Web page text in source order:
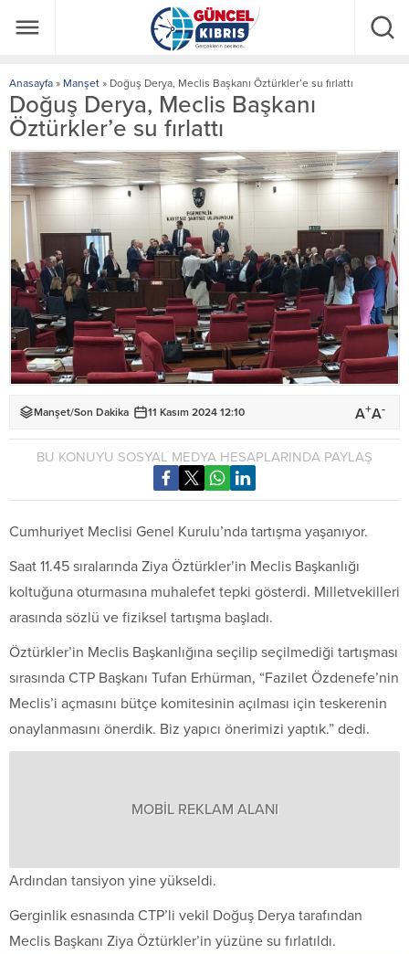
Anasayfa » Manşet » Doğuş Derya, Meclis Başkanı Öztürkler’e su fırlattı
Doğuş Derya, Meclis Başkanı
Öztürkler’e su fırlattı
Manşet/Son Dakika 11 Kasım 2024 12:10 A+A-
BU KONUYU SOSYAL MEDYA HESAPLARINDA PAYLAŞ
Cumhuriyet Meclisi Genel Kurulu’nda tartışma yaşanıyor.
Saat 11.45 sıralarında Ziya Öztürkler’in Meclis Başkanlığı
koltuğuna oturmasına muhalefet tepki gösterdi. Milletvekilleri
arasında sözlü ve fiziksel tartışma başladı.
Öztürkler’in Meclis Başkanlığına seçilip seçilmediği tartışması
sırasında CTP Başkanı Tufan Erhürman, “Fazilet Özdenefe’nin
Meclis’i açmasını bütçe komitesinin açılması için teskerenin
onaylanmasını önerdik. Biz yapıcı önerimizi yaptık.” dedi.
MOBİL REKLAM ALANI
Ardından tansiyon yine yükseldi.
Gerginlik esnasında CTP’li vekil Doğuş Derya tarafından
Meclis Başkanı Ziya Öztürkler’in yüzüne su fırlatıldı.